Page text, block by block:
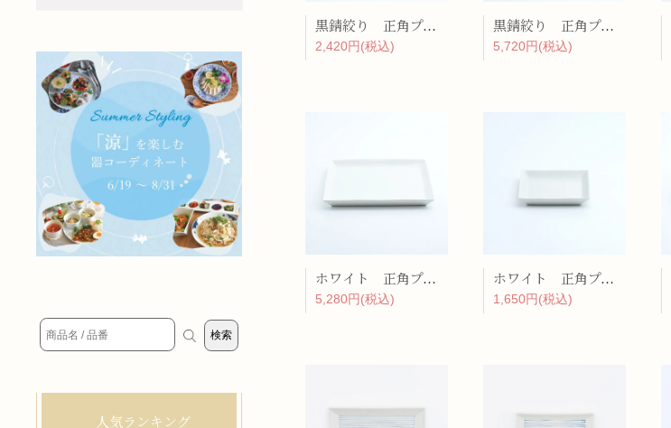
黒錆絞り 正角プレート（中）
2,420円(税込)
黒錆絞り 正角プレート（大）
5,720円(税込)
ホワイト 正角プレート（大）
5,280円(税込)
ホワイト 正角プレート（小）
1,650円(税込)
人気ランキング